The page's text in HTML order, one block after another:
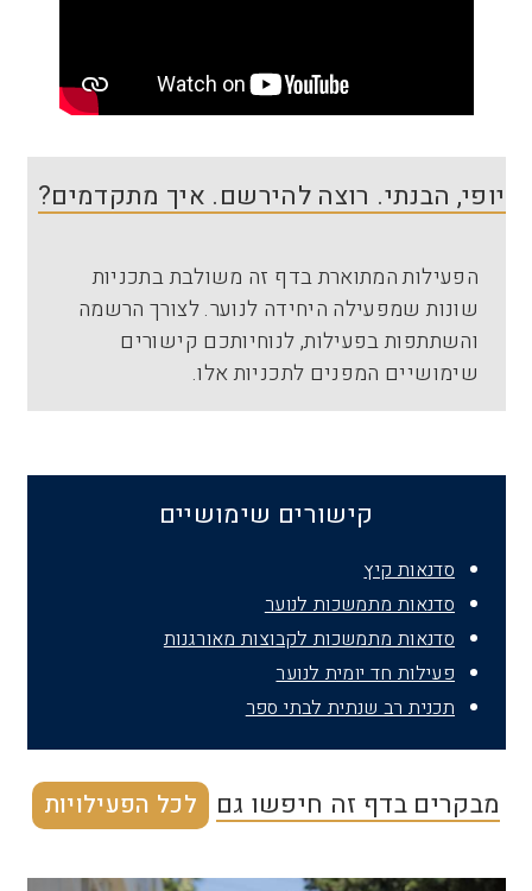
יופי, הבנתי. רוצה להירשם. איך מתקדמים?
הפעילות המתוארת בדף זה משולבת בתכניות
שונות שמפעילה היחידה לנוער. לצורך הרשמה
והשתתפות בפעילות, לנוחיותכם קישורים
שימושיים המפנים לתכניות אלו.
קישורים שימושיים
סדנאות קיץ
סדנאות מתמשכות לנוער
סדנאות מתמשכות לקבוצות מאורגנות
פעילות חד יומית לנוער
תכנית רב שנתית לבתי ספר
מבקרים בדף זה חיפשו גם לכל הפעילויות